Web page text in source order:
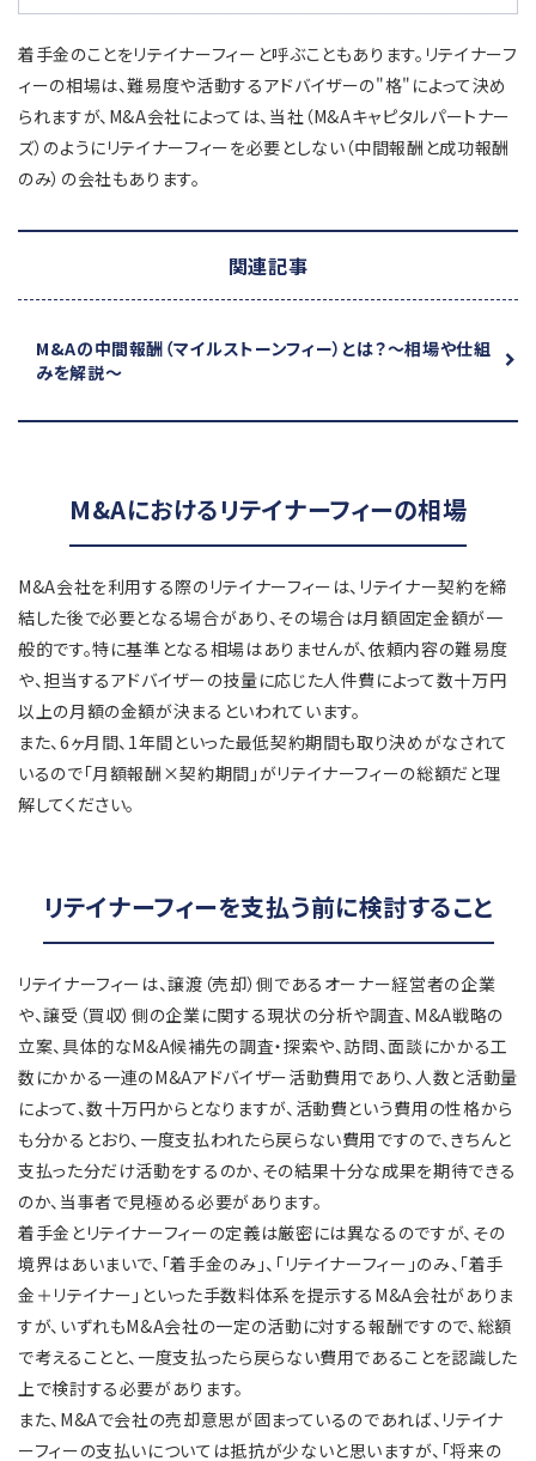
着手金のことをリテイナーフィーと呼ぶこともあります。リテイナーフ
ィーの相場は、難易度や活動するアドバイザーの"格"によって決め
られますが、M&A会社によっては、当社（M&Aキャピタルパートナー
ズ）のようにリテイナーフィーを必要としない（中間報酬と成功報酬
のみ）の会社もあります。
関連記事
M&Aの中間報酬（マイルストーンフィー）とは？～相場や仕組
みを解説～
M&Aにおけるリテイナーフィーの相場
M&A会社を利用する際のリテイナーフィーは、リテイナー契約を締
結した後で必要となる場合があり、その場合は月額固定金額が一
般的です。特に基準となる相場はありませんが、依頼内容の難易度
や、担当するアドバイザーの技量に応じた人件費によって数十万円
以上の月額の金額が決まるといわれています。
また、6ヶ月間、1年間といった最低契約期間も取り決めがなされて
いるので「月額報酬×契約期間」がリテイナーフィーの総額だと理
解してください。
リテイナーフィーを支払う前に検討すること
リテイナーフィーは、譲渡（売却）側であるオーナー経営者の企業
や、譲受（買収）側の企業に関する現状の分析や調査、M&A戦略の
立案、具体的なM&A候補先の調査・探索や、訪問、面談にかかる工
数にかかる一連のM&Aアドバイザー活動費用であり、人数と活動量
によって、数十万円からとなりますが、活動費という費用の性格から
も分かるとおり、一度支払われたら戻らない費用ですので、きちんと
支払った分だけ活動をするのか、その結果十分な成果を期待できる
のか、当事者で見極める必要があります。
着手金とリテイナーフィーの定義は厳密には異なるのですが、その
境界はあいまいで、「着手金のみ」、「リテイナーフィー」のみ、「着手
金＋リテイナー」といった手数料体系を提示するM&A会社がありま
すが、いずれもM&A会社の一定の活動に対する報酬ですので、総額
で考えることと、一度支払ったら戻らない費用であることを認識した
上で検討する必要があります。
また、M&Aで会社の売却意思が固まっているのであれば、リテイナ
ーフィーの支払いについては抵抗が少ないと思いますが、「将来の